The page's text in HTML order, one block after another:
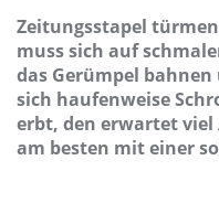
Zeitungsstapel
muss sich auf
das Gerümpel
sich haufenweise
erbt, den erwartet viel
am besten mit einer